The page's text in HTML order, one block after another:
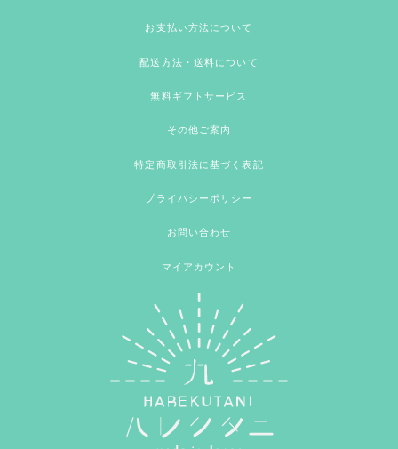
お支払い方法について
配送方法・送料について
無料ギフトサービス
その他ご案内
特定商取引法に基づく表記
プライバシーポリシー
お問い合わせ
マイアカウント